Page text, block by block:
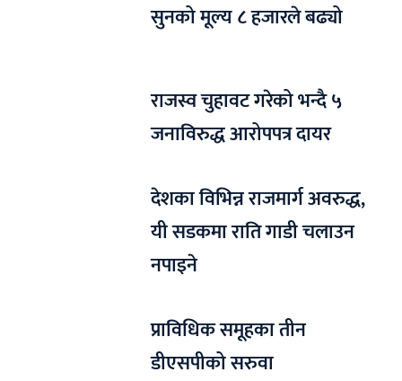
सुनको मूल्य ८ हजारले बढ्यो
राजस्व चुहावट गरेको भन्दै ५
जनाविरुद्ध आरोपपत्र दायर
देशका विभिन्न राजमार्ग अवरुद्ध,
यी सडकमा राति गाडी चलाउन
नपाइने
प्राविधिक समूहका तीन
डीएसपीको सरुवा